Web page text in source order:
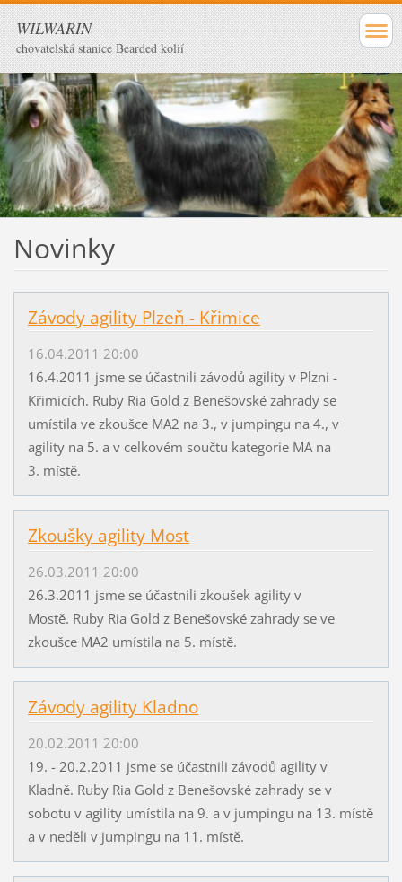
WILWARIN
chovatelská stanice Bearded kolií
Novinky
Závody agility Plzeň - Křimice
16.04.2011 20:00
16.4.2011 jsme se účastnili závodů agility v Plzni -
Křimicích. Ruby Ria Gold z Benešovské zahrady se
umístila ve zkoušce MA2 na 3., v jumpingu na 4., v
agility na 5. a v celkovém součtu kategorie MA na
3. místě.
Zkoušky agility Most
26.03.2011 20:00
26.3.2011 jsme se účastnili zkoušek agility v
Mostě. Ruby Ria Gold z Benešovské zahrady se ve
zkoušce MA2 umístila na 5. místě.
Závody agility Kladno
20.02.2011 20:00
19. - 20.2.2011 jsme se účastnili závodů agility v
Kladně. Ruby Ria Gold z Benešovské zahrady se v
sobotu v agility umístila na 9. a v jumpingu na 13. místě
a v neděli v jumpingu na 11. místě.